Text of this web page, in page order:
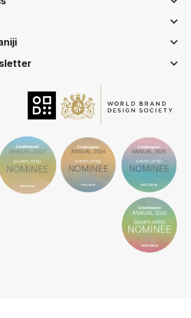
keyboard_arrow_down
keyboard_arrow_down
keyboard_arrow_down